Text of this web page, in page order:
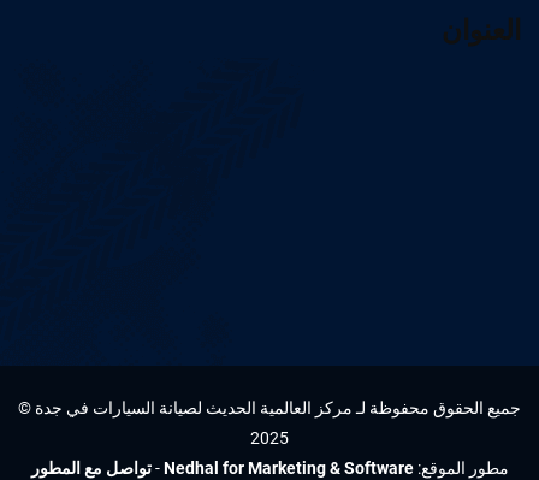
العنوان
جميع الحقوق محفوظة لـ مركز العالمية الحديث لصيانة السيارات في جدة ©
2025
مطور الموقع:Nedhal for Marketing & Software
-تواصل مع المطور